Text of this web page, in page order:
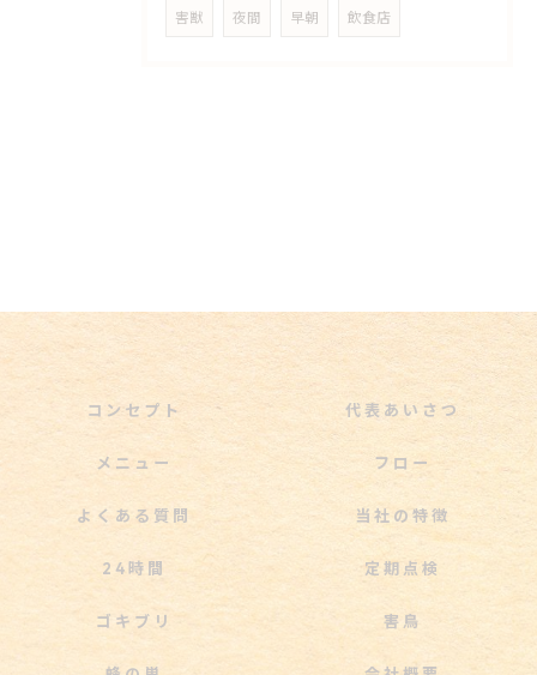
害獣 夜間 早朝 飲食店
コンセプト 代表あいさつ
メニュー フロー
よくある質問 当社の特徴
24時間 定期点検
ゴキブリ 害鳥